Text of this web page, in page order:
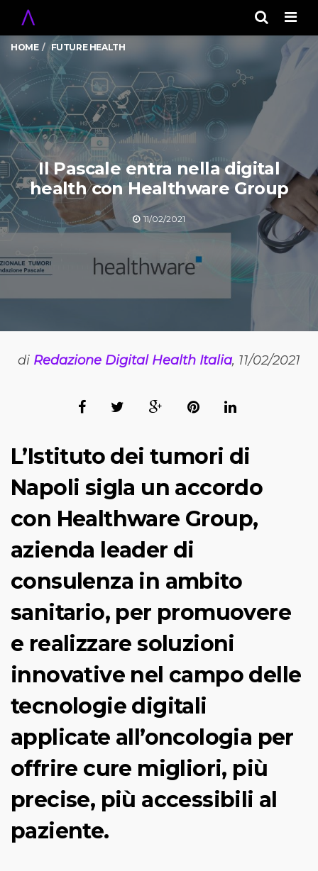
HOME FUTURE HEALTH
Il Pascale entra nella digital
health con Healthware Group
11/02/2021
di Redazione Digital Health Italia, 11/02/2021
L’Istituto dei tumori di
Napoli sigla un accordo
con Healthware Group,
azienda leader di
consulenza in ambito
sanitario, per promuovere
e realizzare soluzioni
innovative nel campo delle
tecnologie digitali
applicate all’oncologia per
offrire cure migliori, più
precise, più accessibili al
paziente.